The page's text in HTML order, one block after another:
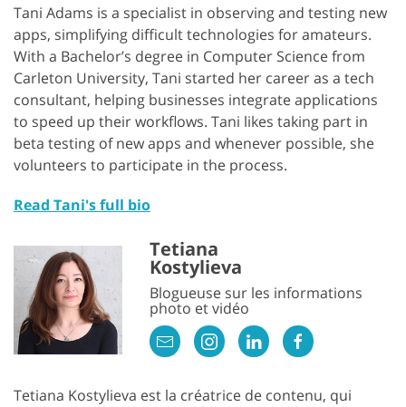
Tani Adams is a specialist in observing and testing new
apps, simplifying difficult technologies for amateurs.
With a Bachelor’s degree in Computer Science from
Carleton University, Tani started her career as a tech
consultant, helping businesses integrate applications
to speed up their workflows. Tani likes taking part in
beta testing of new apps and whenever possible, she
volunteers to participate in the process.
Read Tani's full bio
Tetiana
Kostylieva
Blogueuse sur les informations
photo et vidéo
Tetiana Kostylieva est la créatrice de contenu, qui